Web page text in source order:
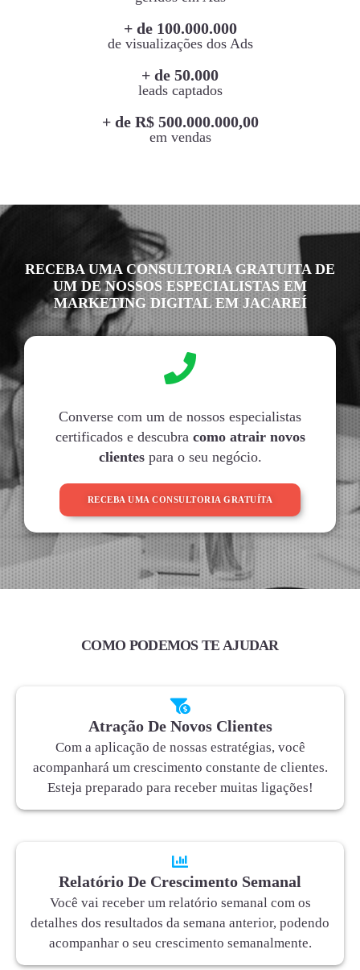
+ de 100.000.000
de visualizações dos Ads
+ de 50.000
leads captados
+ de R$ 500.000.000,00
em vendas
RECEBA UMA CONSULTORIA GRATUITA DE
UM DE NOSSOS ESPECIALISTAS EM
MARKETING DIGITAL EM JACAREÍ
Converse com um de nossos especialistas
certificados e descubra como atrair novos
clientespara o seu negócio.
RECEBA UMA CONSULTORIA GRATUÍTA
COMO PODEMOS TE AJUDAR
Atração De Novos Clientes
Com a aplicação de nossas estratégias, você
acompanhará um crescimento constante de clientes.
Esteja preparado para receber muitas ligações!
Relatório De Crescimento Semanal
Você vai receber um relatório semanal com os
detalhes dos resultados da semana anterior, podendo
acompanhar o seu crescimento semanalmente.